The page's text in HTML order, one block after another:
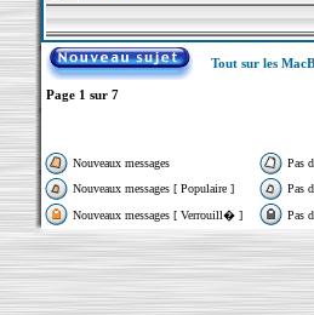
Tout sur les
Page 1 sur 7
Nouveaux messages Pas
Nouveaux messages [ Populaire ]
Pas
Nouveaux messages [ Verrouill� ]
Pas